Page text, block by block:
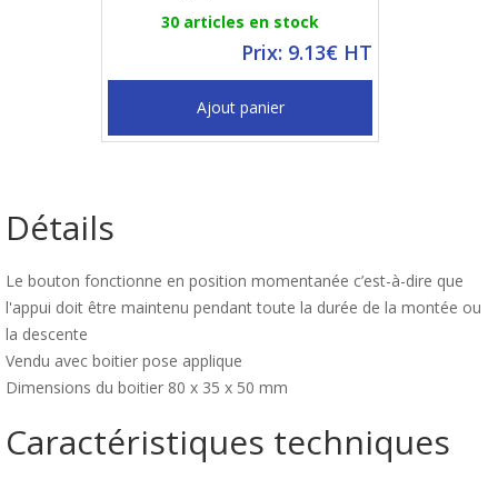
30 articles en stock
Prix: 9.13€ HT
Ajout panier
Détails
Le bouton fonctionne en position momentanée c’est-à-dire que
l'appui doit être maintenu pendant toute la durée de la montée ou
la descente
Vendu avec boitier pose applique
Dimensions du boitier 80 x 35 x 50 mm
Caractéristiques techniques